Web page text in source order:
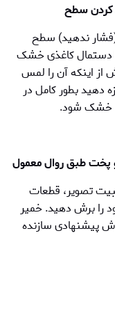
(فشار ندهید) سطح
دستمال کاغذی خشک
از اینکه آن را لمس
دهید بطور کامل در
خشک شود.
تصوير، قطعات
را برش دهید. خمير
پیشنهادی سازنده